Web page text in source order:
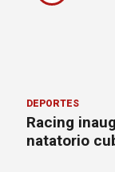
DEPORTES
Racing
natatorio